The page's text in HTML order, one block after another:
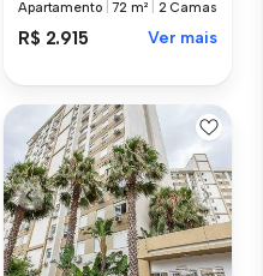
Apartamento |72 m² 2 Camas
R$ 2.915 Ver mais